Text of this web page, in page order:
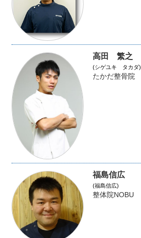
高田 繁之
(シゲユキ タカダ)
たかだ整骨院
福島信広
(福島信広)
整体院NOBU